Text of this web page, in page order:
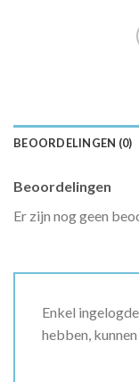
BEOORDELINGEN (0)
Beoordelingen
Er zijn nog geen
Enkel
hebben,